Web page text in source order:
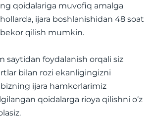
qoidalariga muvofiq amalga
ijara boshlanishidan 48 soat
qilish mumkin.
saytidan foydalanish orqali siz
bilan rozi ekanligingizni
ijara hamkorlarimiz
qoidalarga rioya qilishni o‘z